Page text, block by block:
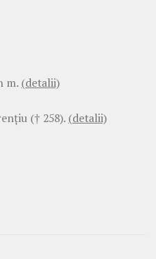
m. (detalii)
(† 258). (detalii)